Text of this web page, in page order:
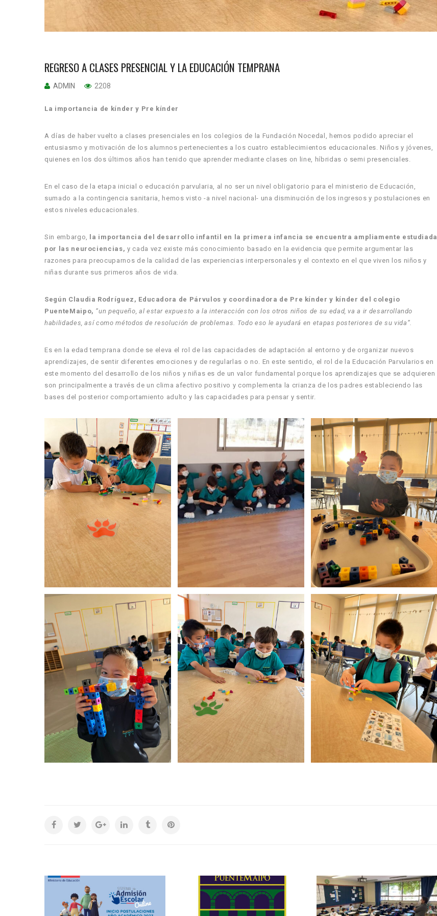
REGRESO A CLASES PRESENCIAL Y LA EDUCACIÓN TEMPRANA
ADMIN 2208
La importancia de kínder y Pre kínder
A días de haber vuelto a clases presenciales en los colegios de la Fundación Nocedal, hemos podido apreciar el
entusiasmo y motivación de los alumnos pertenecientes a los cuatro establecimientos educacionales. Niños y jóvenes,
quienes en los dos últimos años han tenido que aprender mediante clases on line, híbridas o semi presenciales.
En el caso de la etapa inicial o educación parvularia, al no ser un nivel obligatorio para el ministerio de Educación,
sumado a la contingencia sanitaria, hemos visto -a nivel nacional- una disminución de los ingresos y postulaciones en
estos niveles educacionales.
Sin embargo, la importancia del desarrollo infantil en la primera infancia se encuentra ampliamente estudiada
por las neurociencias, y cada vez existe más conocimiento basado en la evidencia que permite argumentar las
razones para preocuparnos de la calidad de las experiencias interpersonales y el contexto en el que viven los niños y
niñas durante sus primeros años de vida.
Según Claudia Rodríguez, Educadora de Párvulos y coordinadora de Pre kínder y kínder del colegio
PuenteMaipo, “un pequeño, al estar expuesto a la interacción con los otros niños de su edad, va a ir desarrollando
habilidades, así como métodos de resolución de problemas. Todo eso le ayudará en etapas posteriores de su vida”.
Es en la edad temprana donde se eleva el rol de las capacidades de adaptación al entorno y de organizar nuevos
aprendizajes, de sentir diferentes emociones y de regularlas o no. En este sentido, el rol de la Educación Parvularios en
este momento del desarrollo de los niños y niñas es de un valor fundamental porque los aprendizajes que se adquieren
son principalmente a través de un clima afectivo positivo y complementa la crianza de los padres estableciendo las
bases del posterior comportamiento adulto y las capacidades para pensar y sentir.